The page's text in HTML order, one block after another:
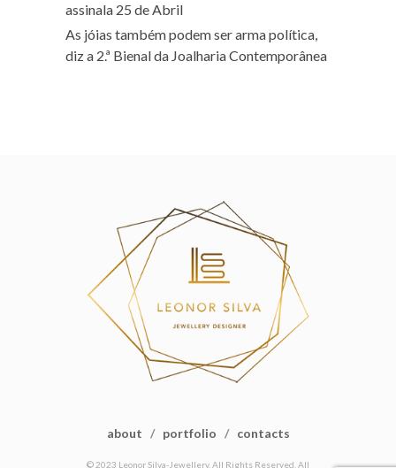
assinala 25 de Abril
As jóias também podem ser arma política,
diz a 2.ª Bienal da Joalharia Contemporânea
about / portfolio / contacts
© 2023 Leonor Silva-Jewellery. All Rights Reserved. All